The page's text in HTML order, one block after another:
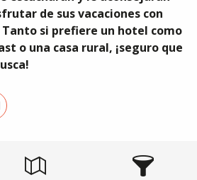
de sus vacaciones con
si prefiere un hotel como
o una casa rural, ¡seguro que